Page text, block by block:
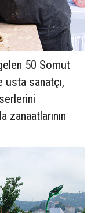
50 Somut
usta sanatçı,